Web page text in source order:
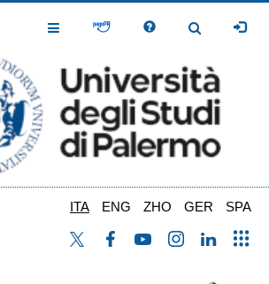
Toggle
Toggle
ITA ENG ZHO GER SPA